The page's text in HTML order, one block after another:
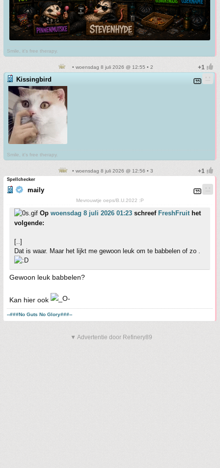
Smile, it's free therapy.
• woensdag 8 juli 2026 @ 12:55 • 2
Kissingbird
Smile, it's free therapy.
• woensdag 8 juli 2026 @ 12:56 • 3
Spellchecker
maily
Mevrouwtje oeps/B.U.2022 :P
Op woensdag 8 juli 2026 01:23 schreef FreshFruithet
volgende:
[..]
Dat is waar. Maar het lijkt me gewoon leuk om te babbelen of zo .
Gewoon leuk babbelen?
Kan hier ook
--###No Guts No Glory###--
▼ Advertentie door Refinery89